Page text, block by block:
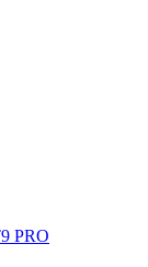
PRO